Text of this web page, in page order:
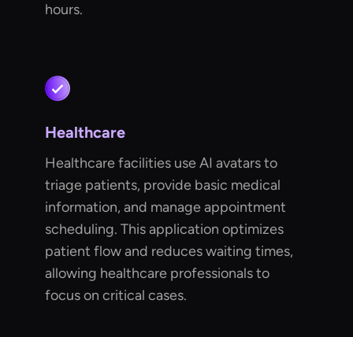
hours.
Healthcare
Healthcare facilities use AI avatars to
triage patients, provide basic medical
information, and manage appointment
scheduling. This application optimizes
patient flow and reduces waiting times,
allowing healthcare professionals to
focus on critical cases.